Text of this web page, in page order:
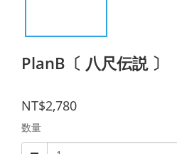
PlanB〔 八尺伝説 〕
NT$2,780
数量